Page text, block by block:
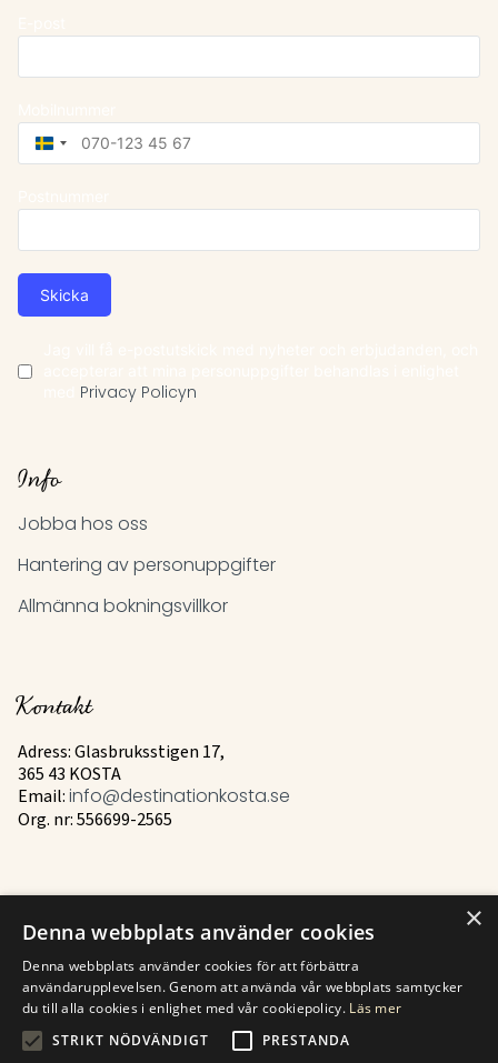
Sweden
+46
Skicka
Privacy Policyn
Info
Jobba hos oss
Hantering av personuppgifter
Allmänna bokningsvillkor
Kontakt
Adress: Glasbruksstigen 17,
365 43 KOSTA
Email: info@destinationkosta.se
Org. nr: 556699-2565
Mer
Historia
Kontakt
Hitta till Kosta
×
Denna webbplats använder cookies
Denna webbplats använder cookies för att förbättra
användarupplevelsen. Genom att använda vår webbplats samtycker
du till alla cookies i enlighet med vår cookiepolicy. Läs mer
STRIKT NÖDVÄNDIGT
PRESTANDA